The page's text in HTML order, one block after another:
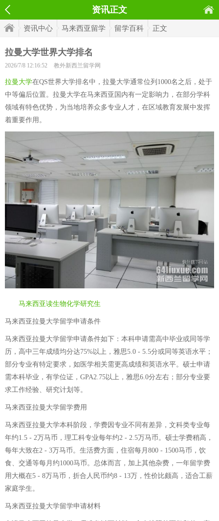
资讯正文
资讯中心 马来西亚留学 留学百科 正文
拉曼大学世界大学排名
2026/7/8 12:16:52 教外新西兰留学网
拉曼大学在QS世界大学排名中，拉曼大学通常位列1000名之后，处于
中等偏后位置。拉曼大学在马来西亚国内有一定影响力，在部分学科
领域有特色优势，为当地培养众多专业人才，在区域教育发展中发挥
着重要作用。
马来西亚读生物化学研究生
马来西亚拉曼大学留学申请条件
马来西亚拉曼大学留学申请条件如下：本科申请需高中毕业或同等学
历，高中三年成绩均分达75%以上，雅思5.0 - 5.5分或同等英语水平；
部分专业有特定要求，如医学相关需更高成绩和英语水平。硕士申请
需本科毕业，有学位证，GPA2.75以上，雅思6.0分左右；部分专业要
求工作经验、研究计划等。
马来西亚拉曼大学留学费用
马来西亚拉曼大学本科阶段，学费因专业不同有差异，文科类专业每
年约1.5 - 2万马币，理工科专业每年约2 - 2.5万马币。硕士学费稍高，
每年大致在2 - 3万马币。生活费方面，住宿每月800 - 1500马币，饮
食、交通等每月约1000马币。总体而言，加上其他杂费，一年留学费
用大概在5 - 8万马币，折合人民币约8 - 13万，性价比颇高，适合工薪
家庭学生。
马来西亚拉曼大学留学申请材料